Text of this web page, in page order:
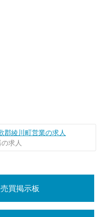
郡綾川町営業の求人
求人
買掲示板